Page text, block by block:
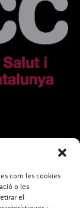
com les cookies
o les
el